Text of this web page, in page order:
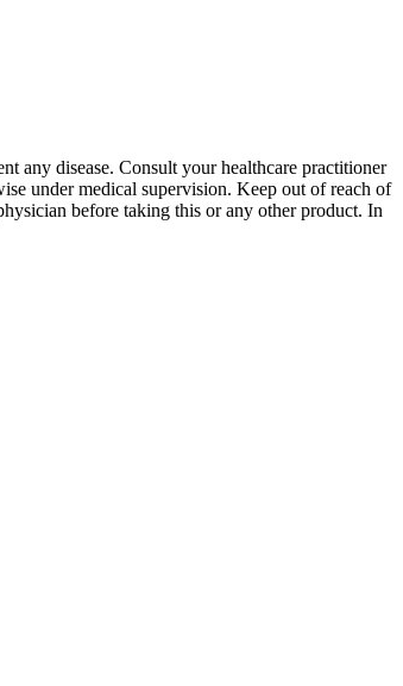
any disease. Consult your healthcare practitioner
under medical supervision. Keep out of reach of
before taking this or any other product. In